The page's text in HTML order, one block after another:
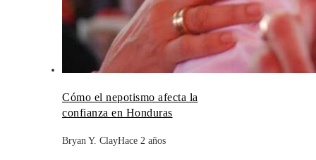
Cómo el nepotismo afecta la
confianza en Honduras
Bryan Y. ClayHace 2 años